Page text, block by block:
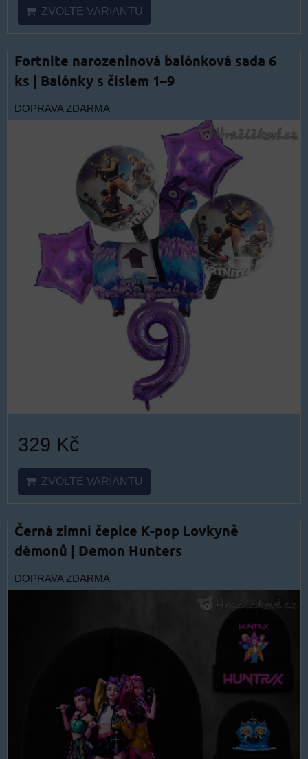
ZVOLTE VARIANTU
Fortnite narozeninová balónková sada 6
ks | Balónky s číslem 1–9
DOPRAVA ZDARMA
329 Kč
ZVOLTE VARIANTU
Černá zimní čepice K-pop Lovkyně
démonů | Demon Hunters
DOPRAVA ZDARMA